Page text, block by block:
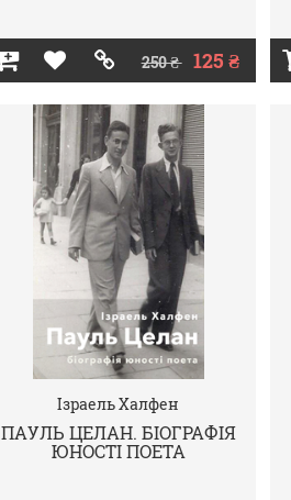
250 ₴ 125 ₴
Ізраель Халфен
ПАУЛЬ ЦЕЛАН. БІОГРАФІЯ
ЮНОСТІ ПОЕТА